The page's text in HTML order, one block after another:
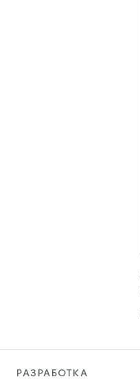
РАЗРАБОТКА